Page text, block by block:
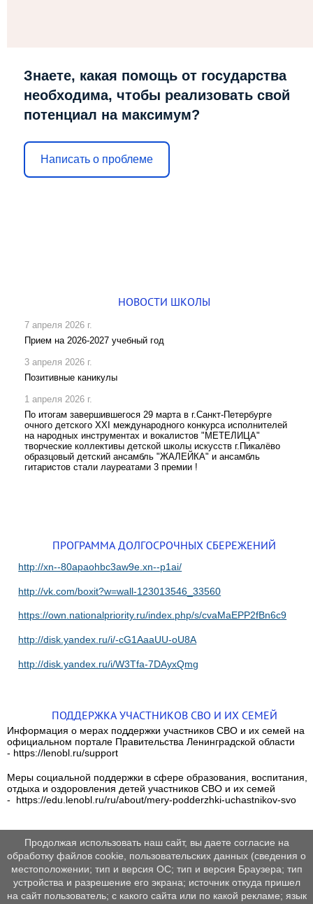
Знаете, какая помощь от государства
необходима, чтобы реализовать свой
потенциал на максимум?
Написать о проблеме
НОВОСТИ ШКОЛЫ
7 апреля 2026 г.
Прием на 2026-2027 учебный год
3 апреля 2026 г.
Позитивные каникулы
1 апреля 2026 г.
По итогам завершившегося 29 марта в г.Санкт-Петербурге
очного детского XXI международного конкурса исполнителей
на народных инструментах и вокалистов "МЕТЕЛИЦА"
творческие коллективы детской школы искусств г.Пикалёво
образцовый детский ансамбль "ЖАЛЕЙКА" и ансамбль
гитаристов стали лауреатами 3 премии !
ПРОГРАММА ДОЛГОСРОЧНЫХ СБЕРЕЖЕНИЙ
http://xn--80apaohbc3aw9e.xn--p1ai/
http://vk.com/boxit?w=wall-123013546_33560
https://own.nationalpriority.ru/index.php/s/cvaMaEPP2fBn6c9
http://disk.yandex.ru/i/-cG1AaaUU-oU8A
http://disk.yandex.ru/i/W3Tfa-7DAyxQmg
ПОДДЕРЖКА УЧАСТНИКОВ СВО И ИХ СЕМЕЙ
Информация о мерах поддержки участников СВО и их семей на
официальном портале Правительства Ленинградской области
- https://lenobl.ru/support
Меры социальной поддержки в сфере образования, воспитания,
отдыха и оздоровления детей участников СВО и их семей
- https://edu.lenobl.ru/ru/about/mery-podderzhki-uchastnikov-svo
Продолжая использовать наш сайт, вы даете согласие на
обработку файлов cookie, пользовательских данных (сведения о
местоположении; тип и версия ОС; тип и версия Браузера; тип
устройства и разрешение его экрана; источник откуда пришел
на сайт пользователь; с какого сайта или по какой рекламе; язык